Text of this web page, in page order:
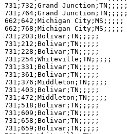
731;732;Grand Junction;TN;;;;;
731;764;Grand Junction;TN;;;;;
662;642;Michigan City;MS;;;;;
662;768;Michigan City;MS;;;;;
731;203;Bolivar;TN;;;;;
731;212;Bolivar;TN;;;;;
731;228;Bolivar;TN;;;;;
731;254;Whiteville;TN;;;;;
731;331;Bolivar;TN;;;;;
731;361;Bolivar;TN;;;;;
731;376;Middleton;TN;;;;;
731;403;Bolivar;TN;;;;;
731;472;Middleton;TN;;;;;
731;518;Bolivar;TN;;;;;
731;609;Bolivar;TN;;;;;
731;658;Bolivar;TN;;;;;
731;659;Bolivar;TN;;;;;